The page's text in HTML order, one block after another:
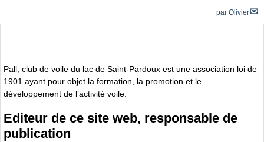
par Olivier
Pall, club de voile du lac de Saint-Pardoux est une association loi de
1901 ayant pour objet la formation, la promotion et le
développement de l’activité voile.
Editeur de ce site web, responsable de
publication